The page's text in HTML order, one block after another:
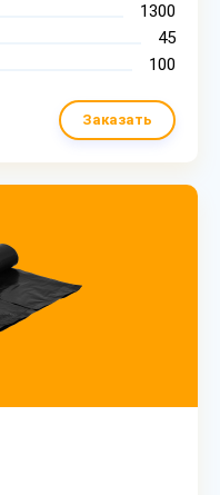
1300
45
100
Заказать